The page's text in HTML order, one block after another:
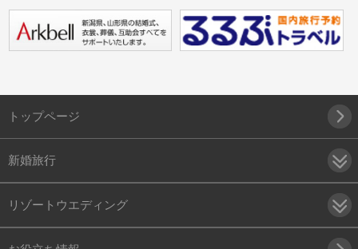
トップページ
新婚旅行
リゾートウエディング